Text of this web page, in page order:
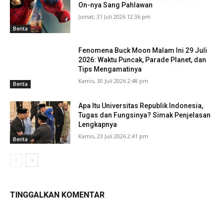
Berita
On-nya Sang Pahlawan
Jumat, 31 Juli 2026 12:36 pm
Berita
Fenomena Buck Moon Malam Ini 29 Juli
2026: Waktu Puncak, Parade Planet, dan
Tips Mengamatinya
Kamis, 30 Juli 2026 2:48 pm
Berita
Apa Itu Universitas Republik Indonesia,
Tugas dan Fungsinya? Simak Penjelasan
Lengkapnya
Kamis, 23 Juli 2026 2:41 pm
TINGGALKAN KOMENTAR